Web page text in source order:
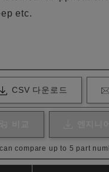
etc.
CSV 다운로드
compare up to 5 part